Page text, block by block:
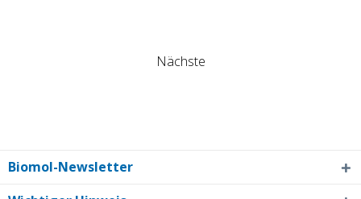
Nächste
Biomol-Newsletter